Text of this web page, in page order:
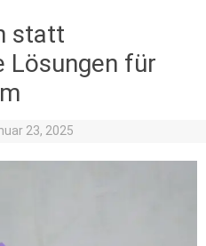
statt
Lösungen für
23, 2025